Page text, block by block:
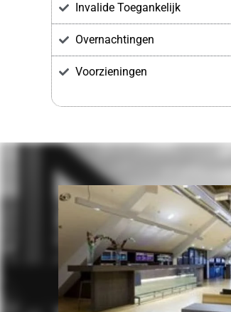
Invalide Toegankelijk
Overnachtingen
Voorzieningen